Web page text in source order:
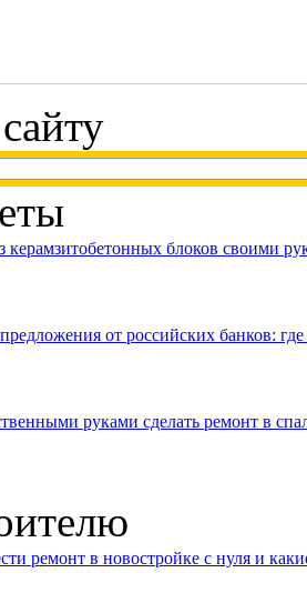
керамзитобетонных блоков своими
от российских банков:
руками сделать ремонт в
ремонт в новостройке с нуля и